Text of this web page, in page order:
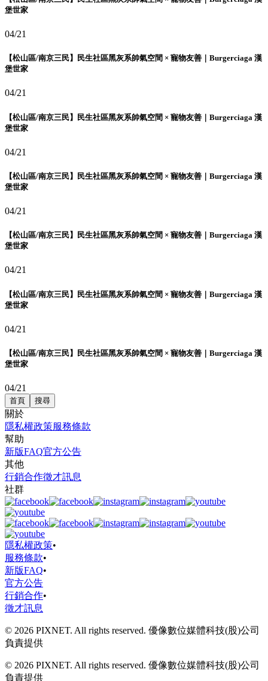
堡世家
04/21
【松山區/南京三民】民生社區黑灰系帥氣空間 × 寵物友善｜Burgerciaga 漢
堡世家
04/21
【松山區/南京三民】民生社區黑灰系帥氣空間 × 寵物友善｜Burgerciaga 漢
堡世家
04/21
【松山區/南京三民】民生社區黑灰系帥氣空間 × 寵物友善｜Burgerciaga 漢
堡世家
04/21
【松山區/南京三民】民生社區黑灰系帥氣空間 × 寵物友善｜Burgerciaga 漢
堡世家
04/21
【松山區/南京三民】民生社區黑灰系帥氣空間 × 寵物友善｜Burgerciaga 漢
堡世家
04/21
【松山區/南京三民】民生社區黑灰系帥氣空間 × 寵物友善｜Burgerciaga 漢
堡世家
04/21
首頁 搜尋
關於
隱私權政策服務條款
幫助
新版FAQ官方公告
其他
行銷合作徵才訊息
社群
隱私權政策•
服務條款•
新版FAQ•
官方公告
行銷合作•
徵才訊息
© 2026 PIXNET. All rights reserved. 優像數位媒體科技(股)公司
負責提供
© 2026 PIXNET. All rights reserved. 優像數位媒體科技(股)公司
負責提供